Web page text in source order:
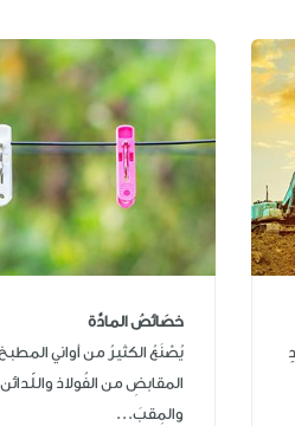
خصَائصُ المادَّة
يُصْنَعُ الكثيرُ من أواني
المقابضِ من الفُولاذ
والمِقبَ...